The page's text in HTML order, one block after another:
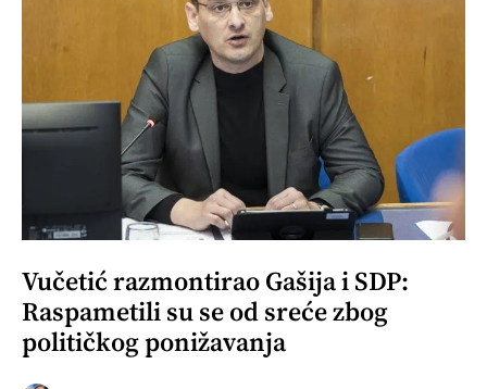
Vučetić razmontirao Gašija i SDP:
Raspametili su se od sreće zbog
političkog ponižavanja